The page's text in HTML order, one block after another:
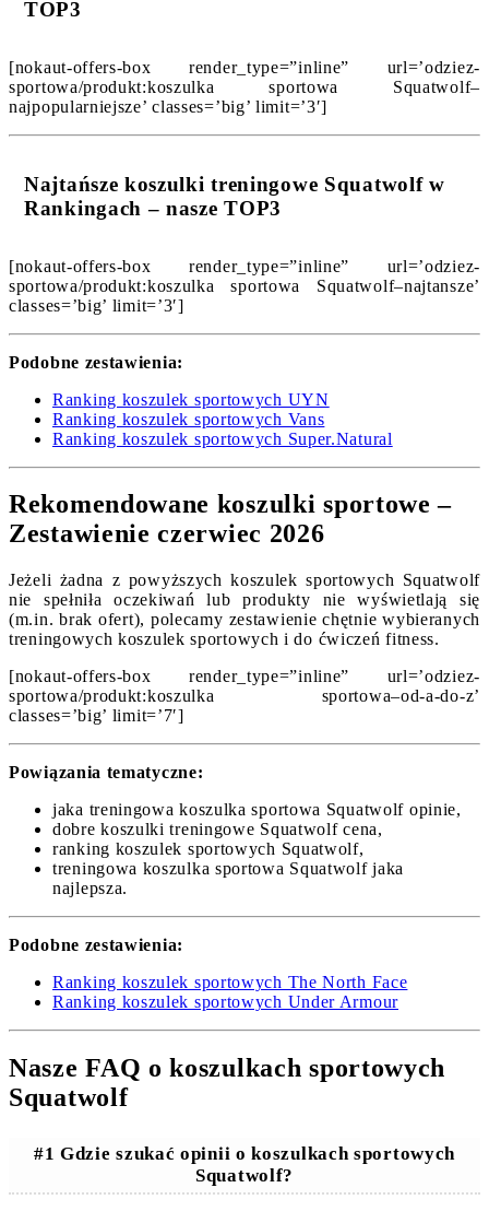
TOP3
[nokaut-offers-box render_type=”inline” url=’odziez-
sportowa/produkt:koszulka sportowa Squatwolf–
najpopularniejsze’ classes=’big’ limit=’3′]
Najtańsze koszulki treningowe Squatwolf w
Rankingach – nasze TOP3
[nokaut-offers-box render_type=”inline” url=’odziez-
sportowa/produkt:koszulka sportowa Squatwolf–najtansze’
classes=’big’ limit=’3′]
Podobne zestawienia:
Ranking koszulek sportowych UYN
Ranking koszulek sportowych Vans
Ranking koszulek sportowych Super.Natural
Rekomendowane koszulki sportowe –
Zestawienie czerwiec 2026
Jeżeli żadna z powyższych koszulek sportowych Squatwolf
nie spełniła oczekiwań lub produkty nie wyświetlają się
(m.in. brak ofert), polecamy zestawienie chętnie wybieranych
treningowych koszulek sportowych i do ćwiczeń fitness.
[nokaut-offers-box render_type=”inline” url=’odziez-
sportowa/produkt:koszulka sportowa–od-a-do-z’
classes=’big’ limit=’7′]
Powiązania tematyczne:
jaka treningowa koszulka sportowa Squatwolf opinie,
dobre koszulki treningowe Squatwolf cena,
ranking koszulek sportowych Squatwolf,
treningowa koszulka sportowa Squatwolf jaka
najlepsza.
Podobne zestawienia:
Ranking koszulek sportowych The North Face
Ranking koszulek sportowych Under Armour
Nasze FAQ o koszulkach sportowych
Squatwolf
#1 Gdzie szukać opinii o koszulkach sportowych
Squatwolf?